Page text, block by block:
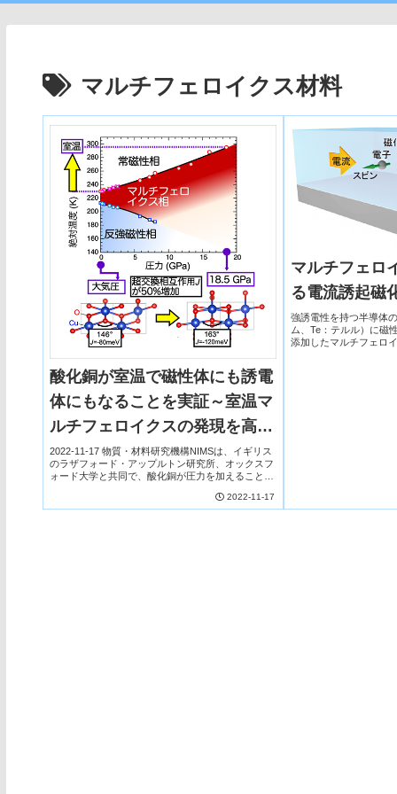
マルチフェロイクス材料
酸化銅が室温で磁性体にも誘電
体にもなることを実証～室温マ
ルチフェロイクスの発現を高圧
力下中性子回折により初めて確
認～
2022-11-17 物質・材料研究機構NIMSは、イギリス
のラザフォード・アップルトン研究所、オックスフ
ォード大学と共同で、酸化銅が圧力を加えることに
イクス材料となることを実証しました。概要 ...
2022-11-17
マルチフェロ
る電流誘起磁
強誘電性を持つ半導体
ム、Te：テルル）に磁
添加したマルチフェロ